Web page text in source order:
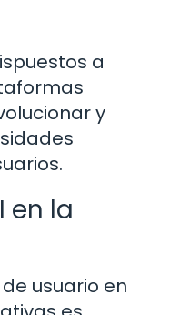
a
y
en la
usuario en